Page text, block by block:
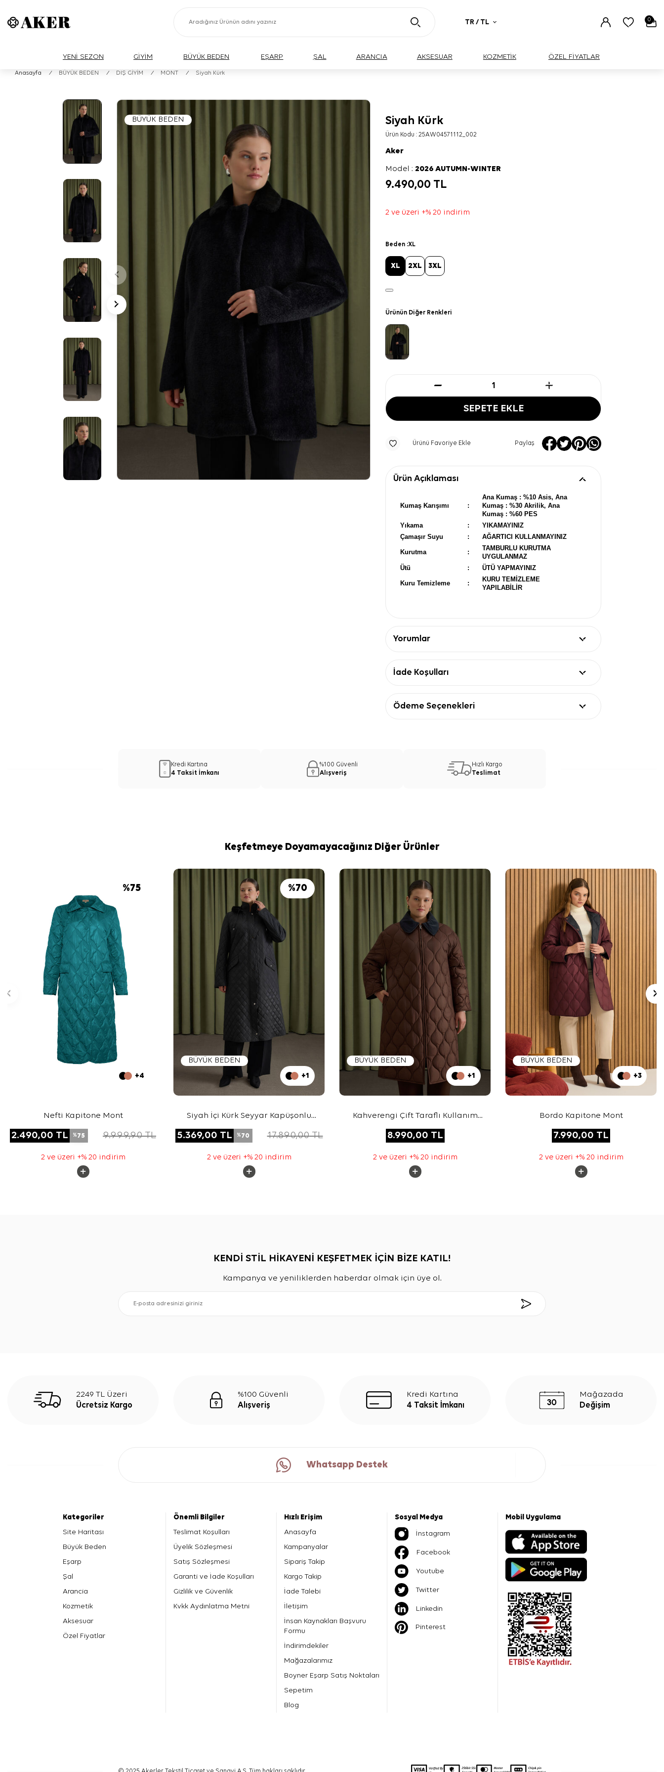
TR / TL 0
YENİ SEZON GİYİM BÜYÜK BEDEN EŞARP ŞAL ARANCIA AKSESUAR KOZMETİK ÖZEL FİYATLAR
Anasayfa / BÜYÜK BEDEN / DIŞ GİYİM / MONT / Siyah Kürk
BÜYÜK BEDEN BÜYÜK BEDEN
Siyah Kürk
Ürün Kodu :25AW04571112_002
Aker
Model :2026 AUTUMN-WINTER
9.490,00 TL
2 ve üzeri +% 20 indirim
Beden :XL
XL 2XL 3XL
Ürünün Diğer Renkleri
SEPETE EKLE
Ürünü Favoriye Ekle Paylaş
Ürün Açıklaması
Kumaş Karışımı :
Ana Kumaş : %10 Asis, Ana
Kumaş : %30 Akrilik, Ana
Kumaş : %60 PES
Yıkama
:
YIKAMAYINIZ
Çamaşır Suyu
: AĞARTICI KULLANMAYINIZ
Kurutma :
TAMBURLU KURUTMA
UYGULANMAZ
Ütü
: ÜTÜ YAPMAYINIZ
Kuru Temizleme :
KURU TEMİZLEME
YAPILABİLİR
Yorumlar
İade Koşulları
Ödeme Seçenekleri
Kredi Kartına
4 Taksit İmkanı
%100 Güvenli
Alışveriş
Hızlı Kargo
Teslimat
Keşfetmeye Doyamayacağınız Diğer Ürünler
%75
+4
Nefti Kapitone Mont
2.490,00 TL %75 9.999,90TL
2 ve üzeri +% 20 indirim
BÜYÜK BEDEN
%70
+1
Siyah İçi Kürk Seyyar Kapüşonlu
5.369,00 TL %70 17.890,00TL
2 ve üzeri +% 20 indirim
BÜYÜK BEDEN
+1
Kahverengi Çift Taraflı Kullanım
8.990,00 TL
2 ve üzeri +% 20 indirim
BÜYÜK BEDEN
+3
Bordo Kapitone Mont
7.990,00 TL
2 ve üzeri +% 20 indirim
KENDİ STİL HİKAYENİ KEŞFETMEK İÇİN BİZE KATIL!
Kampanya ve yeniliklerden haberdar olmak için üye ol.
2249 TL Üzeri
Ücretsiz Kargo
%100 Güvenli
Alışveriş
Kredi Kartına
4 Taksit İmkanı
Mağazada
Değişim
Whatsapp Destek
Kategoriler
Site Haritası
Büyük Beden
Eşarp
Şal
Arancia
Kozmetik
Aksesuar
Özel Fiyatlar
Önemli Bilgiler
Teslimat Koşulları
Üyelik Sözleşmesi
Satış Sözleşmesi
Garanti ve İade Koşulları
Gizlilik ve Güvenlik
Kvkk Aydınlatma Metni
Hızlı Erişim
Anasayfa
Kampanyalar
Sipariş Takip
Kargo Takip
İade Talebi
İletişim
İnsan Kaynakları Başvuru
Formu
İndirimdekiler
Mağazalarımız
Boyner Eşarp Satış Noktaları
Sepetim
Blog
Sosyal Medya
İnstagram
Facebook
Youtube
Twitter
Linkedin
Pinterest
Mobil Uygulama